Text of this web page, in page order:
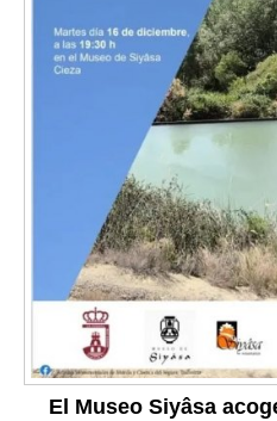
El Museo Siyâsa